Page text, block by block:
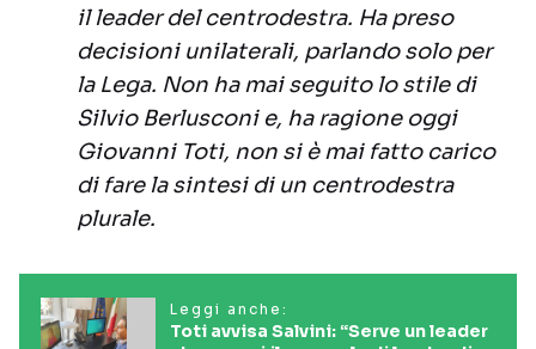
il leader del centrodestra. Ha preso
decisioni unilaterali, parlando solo per
la Lega. Non ha mai seguito lo stile di
Silvio Berlusconi e, ha ragione oggi
Giovanni Toti, non si è mai fatto carico
di fare la sintesi di un centrodestra
plurale.
Leggi anche:
Toti avvisa Salvini: “Serve un leader